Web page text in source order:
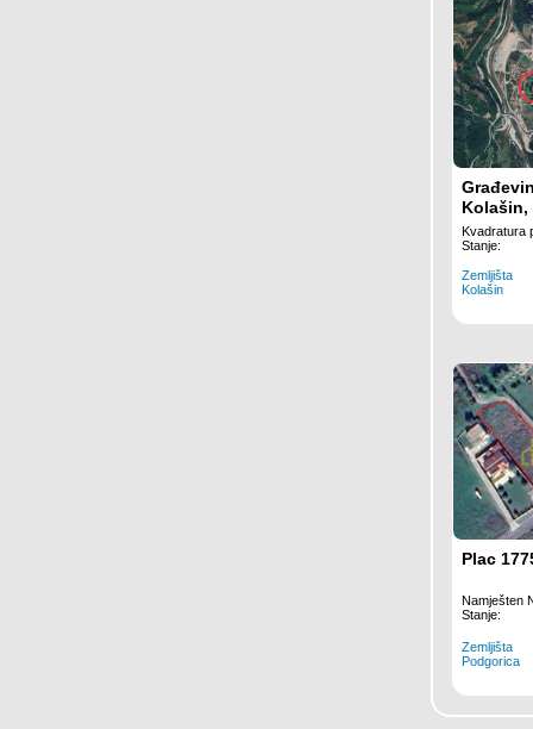
Kolašin,
Kvadratura
Stanje:
Zemljišta
Kolašin
Plac
Namješten
Stanje:
Zemljišta
Podgorica